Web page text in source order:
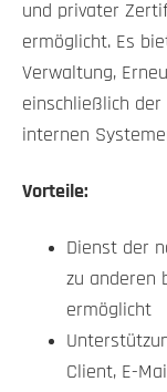
und privater
ermöglicht. Es
Verwaltung,
einschließlich
internen
Vorteile:
Dienst der
zu anderen
ermöglicht
Client, E-